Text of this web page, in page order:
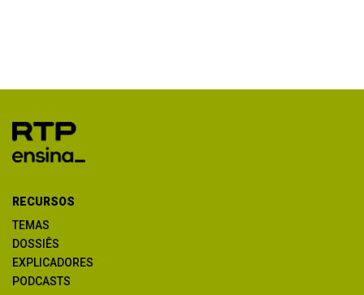
RECURSOS
TEMAS
DOSSIÊS
EXPLICADORES
PODCASTS